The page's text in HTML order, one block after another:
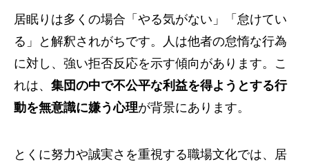
居眠りは多くの場合「やる気がない」「怠けてい
る」と解釈されがちです。人は他者の怠惰な行為
に対し、強い拒否反応を示す傾向があります。こ
れは、 集団の中で不公平な利益を得ようとする行
動を無意識に嫌う心理が背景にあります。
とくに努力や誠実さを重視する職場文化では、居